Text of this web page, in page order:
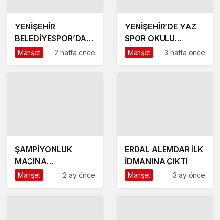
YENİŞEHİR
BELEDİYESPOR’DA
GÜÇLÜ YÖNETİM,
Manşet 2 hafta önce
YENİŞEHİR’DE YAZ
SPOR OKULU
HEYECANI BAŞLADI
Manşet 3 hafta önce
ŞAMPİYONLUK
MAÇINA
DAVETLİSİNİZ
Manşet 2 ay önce
ERDAL ALEMDAR İLK
İDMANINA ÇIKTI
Manşet 3 ay önce